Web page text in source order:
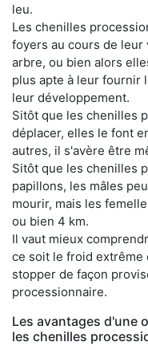
leu.
Les chenilles
foyers au cours de leur
arbre, ou bien alors
plus apte à leur fournir
leur développement.
Sitôt que les chenilles
déplacer, elles le font
autres, il s'avère être
Sitôt que les chenilles
papillons, les mâles
mourir, mais les
ou bien 4 km.
Il vaut mieux
ce soit le froid extrême
stopper de façon
processionnaire.
Les avantages d'une
les chenilles